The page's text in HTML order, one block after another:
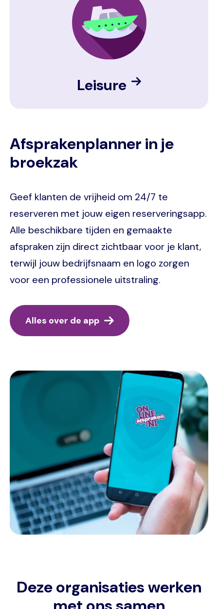
Leisure
Afsprakenplanner in je
broekzak
Geef klanten de vrijheid om 24/7 te
reserveren met jouw eigen reserveringsapp.
Alle beschikbare tijden en gemaakte
afspraken zijn direct zichtbaar voor je klant,
terwijl jouw bedrijfsnaam en logo zorgen
voor een professionele uitstraling.
Alles over de app
Deze organisaties werken